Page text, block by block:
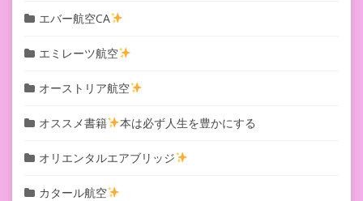
エバー航空CA
エミレーツ航空
オーストリア航空
オススメ書籍 本は必ず人生を豊かにする
オリエンタルエアブリッジ
カタール航空